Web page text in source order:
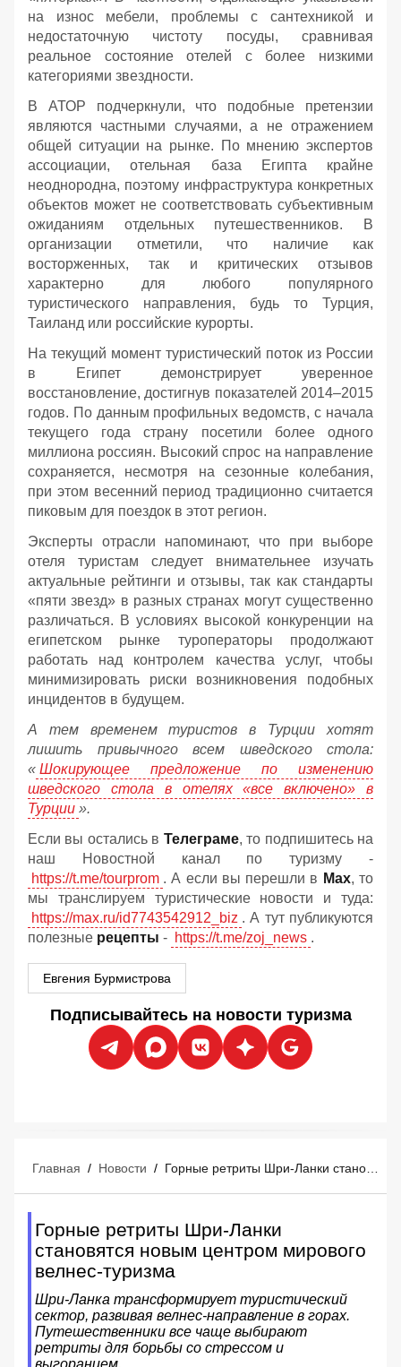
на износ мебели, проблемы с сантехникой и
недостаточную чистоту посуды, сравнивая
реальное состояние отелей с более низкими
категориями звездности.
В АТОР подчеркнули, что подобные претензии
являются частными случаями, а не отражением
общей ситуации на рынке. По мнению экспертов
ассоциации, отельная база Египта крайне
неоднородна, поэтому инфраструктура конкретных
объектов может не соответствовать субъективным
ожиданиям отдельных путешественников. В
организации отметили, что наличие как
восторженных, так и критических отзывов
характерно для любого популярного
туристического направления, будь то Турция,
Таиланд или российские курорты.
На текущий момент туристический поток из России
в Египет демонстрирует уверенное
восстановление, достигнув показателей 2014–2015
годов. По данным профильных ведомств, с начала
текущего года страну посетили более одного
миллиона россиян. Высокий спрос на направление
сохраняется, несмотря на сезонные колебания,
при этом весенний период традиционно считается
пиковым для поездок в этот регион.
Эксперты отрасли напоминают, что при выборе
отеля туристам следует внимательнее изучать
актуальные рейтинги и отзывы, так как стандарты
«пяти звезд» в разных странах могут существенно
различаться. В условиях высокой конкуренции на
египетском рынке туроператоры продолжают
работать над контролем качества услуг, чтобы
минимизировать риски возникновения подобных
инцидентов в будущем.
А тем временем туристов в Турции хотят
лишить привычного всем шведского стола:
« Шокирующее предложение по изменению
шведского стола в отелях «все включено» в
Турции ».
Если вы остались в Телеграме, то подпишитесь на
наш Новостной канал по туризму -
https://t.me/tourprom . А если вы перешли в Мах, то
мы транслируем туристические новости и туда:
https://max.ru/id7743542912_biz . А тут публикуются
полезные рецепты - https://t.me/zoj_news .
Евгения Бурмистрова
Подписывайтесь на новости туризма
Главная / Новости /
Горные ретриты Шри-Ланки
становятся новым центром мирового
велнес-туризма
Шри-Ланка трансформирует туристический
сектор, развивая велнес-направление в горах.
Путешественники все чаще выбирают
ретриты для борьбы со стрессом и
выгоранием.